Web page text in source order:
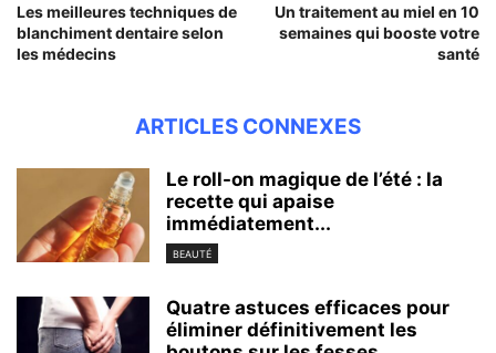
Les meilleures techniques de
blanchiment dentaire selon
les médecins
Un traitement au miel en 10
semaines qui booste votre
santé
ARTICLES CONNEXES
Le roll-on magique de l’été : la
recette qui apaise
immédiatement...
BEAUTÉ
Quatre astuces efficaces pour
éliminer définitivement les